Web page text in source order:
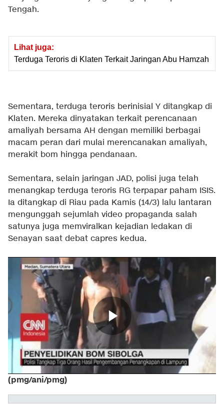
Tengah.
Lihat juga:
Terduga Teroris di Klaten Terkait Jaringan Abu Hamzah
Sementara, terduga teroris berinisial Y ditangkap di
Klaten. Mereka dinyatakan terkait perencanaan
amaliyah bersama AH dengan memiliki berbagai
macam peran dari mulai merencanakan amaliyah,
merakit bom hingga pendanaan.
Sementara, selain jaringan JAD, polisi juga telah
menangkap terduga teroris RG terpapar paham ISIS.
Ia ditangkap di Riau pada Kamis (14/3) lalu lantaran
mengunggah sejumlah video propaganda salah
satunya juga memviralkan kejadian ledakan di
Senayan saat debat capres kedua.
(pmg/ani/pmg)